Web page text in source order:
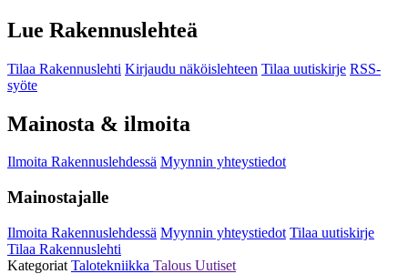
Lue Rakennuslehteä
Tilaa Rakennuslehti Kirjaudu näköislehteen Tilaa uutiskirje RSS-
syöte
Mainosta & ilmoita
Ilmoita Rakennuslehdessä Myynnin yhteystiedot
Mainostajalle
Ilmoita Rakennuslehdessä Myynnin yhteystiedot Tilaa uutiskirje
Tilaa Rakennuslehti
Kategoriat Talotekniikka Talous Uutiset